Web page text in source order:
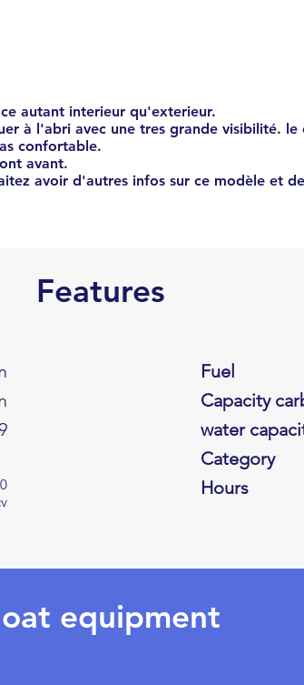
autant interieur qu'exterieur.
à l'abri avec une tres grande visibilité.
confortable.
avant.
avoir d'autres infos sur ce modèle et
Features
Fuel
Capacity
water
Category
Hours
equipment